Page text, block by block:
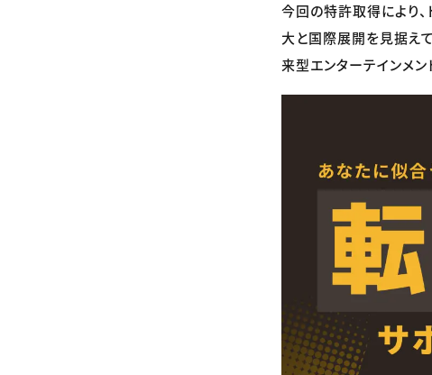
今回の特許取得により
大と国際展開を見据え
来型エンターテインメン